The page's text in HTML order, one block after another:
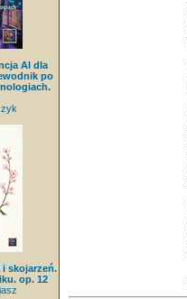
AI dla
po
i skojarzeń.
op. 12